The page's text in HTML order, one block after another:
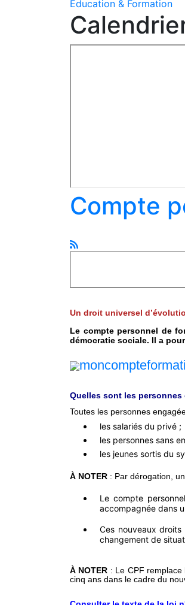
Education & Formation
Compte
Un droit universel
Le compte personnel de
démocratie sociale. Il a
Quelles sont les personnes
Toutes les personnes
les salariés du privé ;
les personnes sans
les jeunes sortis du
À NOTER : Par dérogation,
Le compte
accompagnée dans
Ces nouveaux
changement de
À NOTER : Le CPF remplace
cinq ans dans le cadre du